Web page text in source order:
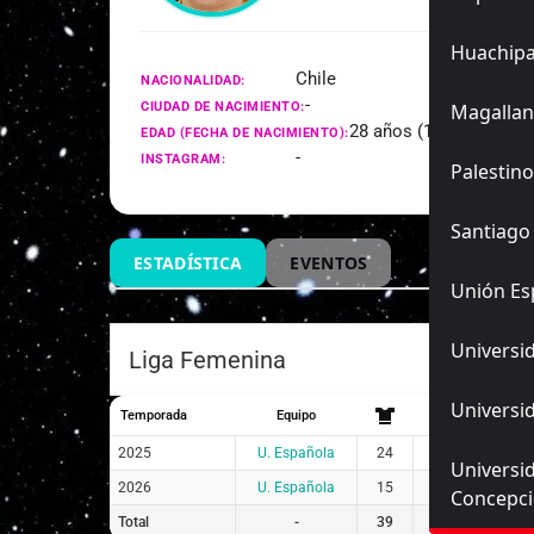
Palestino
Unión
NACIONALIDAD: Chile
CIUDAD DE NACIMIENTO:-
EDAD (FECHA DE NACIMIENTO):28 años (19/03/1998)
INSTAGRAM: -
ESTADÍSTICA EVENTOS
Liga Femenina
Temporada Equipo
2025 U. Española 24
2026 U. Española 15
Total - 39